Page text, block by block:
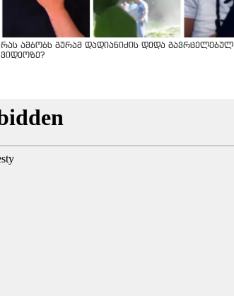
რას ამბობს გურამ დადიანიძის დედა გავრცელებულ
ვიდეოზე?